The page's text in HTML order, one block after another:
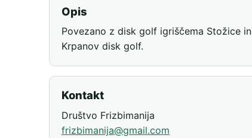
Opis
Povezano z disk golf igriščema Stožice in
Krpanov disk golf.
Kontakt
Društvo Frizbimanija
frizbimanija@gmail.com